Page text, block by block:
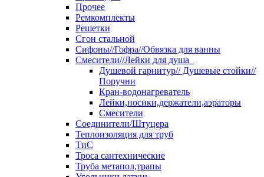
Прочее
Ремкомплекты
Решетки
Сгон стальной
Сифоны//Гофра//Обвязка для ванны
Смесители//Лейки для душа
Душевой гарнитур// Душевые стойки//
Поручни
Кран-водонагреватель
Лейки,носики,держатели,аэраторы
Смесители
Соединители/Штуцера
Теплоизоляция для труб
ТиС
Троса сантехнические
Труба метапол,трапы